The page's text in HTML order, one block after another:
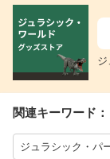
関連キーワード：
ジュラシック・パ